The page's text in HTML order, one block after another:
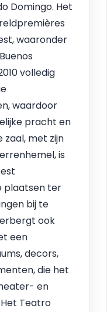
Domingo. Het
waaronder
volledig
waardoor
pracht en
met zijn
is
plaatsen ter
bij te
ook
een
decors,
die het
en
Teatro